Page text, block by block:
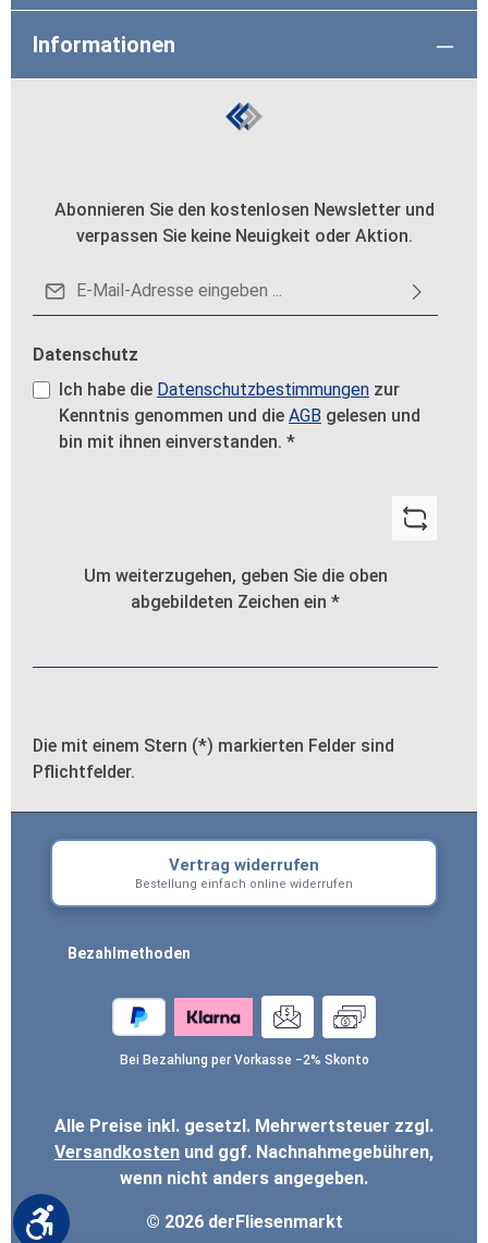
Informationen
Abonnieren Sie den kostenlosen Newsletter und
verpassen Sie keine Neuigkeit oder Aktion.
E-Mail-Adresse*
Datenschutz
Ich habe die Datenschutzbestimmungen zur
Kenntnis genommen und die AGB gelesen und
bin mit ihnen einverstanden. *
Um weiterzugehen, geben Sie die oben
abgebildeten Zeichen ein *
Die mit einem Stern (*) markierten Felder sind
Pflichtfelder.
Vertrag widerrufen
Bestellung einfach online widerrufen
Bezahlmethoden
Bei Bezahlung per Vorkasse −2% Skonto
© 2026 derFliesenmarkt
Alle Preise inkl. gesetzl. Mehrwertsteuer zzgl.
Versandkosten und ggf. Nachnahmegebühren,
wenn nicht anders angegeben.
Werkzeugleiste anzeigen